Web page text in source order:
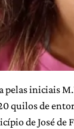
iniciais
quilos de
de José de